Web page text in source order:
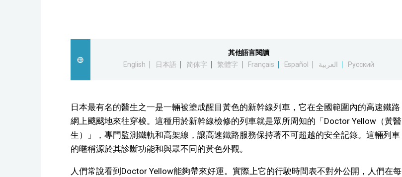
其他語言閱讀
English
日本語 简体字 繁體字 Français Español العربية Русский
日本最有名的醫生之一是一輛被塗成醒目黃色的新幹線列車，它在全國範圍內的高速鐵路
網上颼颼地來往穿梭。這種用於新幹線檢修的列車就是眾所周知的「Doctor Yellow（黃醫
生）」，專門監測鐵軌和高架線，讓高速鐵路服務保持著不可超越的安全記錄。這輛列車
的暱稱源於其診斷功能和與眾不同的黃色外觀。
人們常說看到Doctor Yellow能夠帶來好運。實際上它的行駛時間表不對外公開，人們在每